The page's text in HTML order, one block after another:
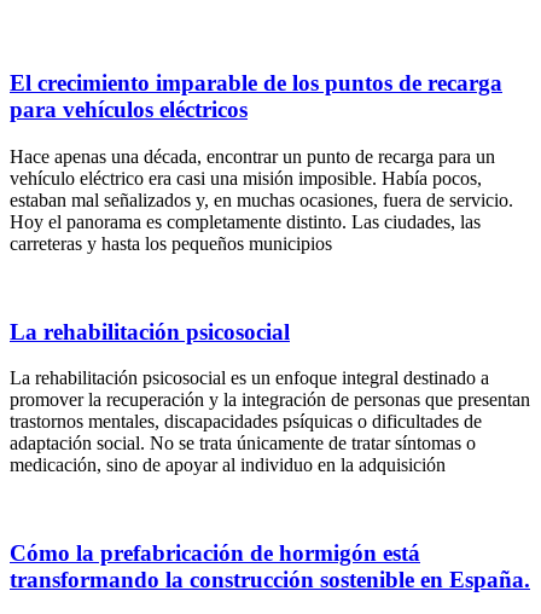
El crecimiento imparable de los puntos de recarga
para vehículos eléctricos
Hace apenas una década, encontrar un punto de recarga para un
vehículo eléctrico era casi una misión imposible. Había pocos,
estaban mal señalizados y, en muchas ocasiones, fuera de servicio.
Hoy el panorama es completamente distinto. Las ciudades, las
carreteras y hasta los pequeños municipios
La rehabilitación psicosocial
La rehabilitación psicosocial es un enfoque integral destinado a
promover la recuperación y la integración de personas que presentan
trastornos mentales, discapacidades psíquicas o dificultades de
adaptación social. No se trata únicamente de tratar síntomas o
medicación, sino de apoyar al individuo en la adquisición
Cómo la prefabricación de hormigón está
transformando la construcción sostenible en España.